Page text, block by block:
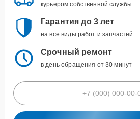
курьером собственной службы
Гарантия до 3 лет
на все виды работ и запчастей
Срочный ремонт
в день обращения от 30 минут